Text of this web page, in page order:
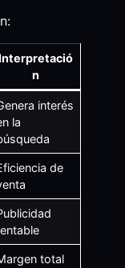
Interpretació
n
interés
la
de
total